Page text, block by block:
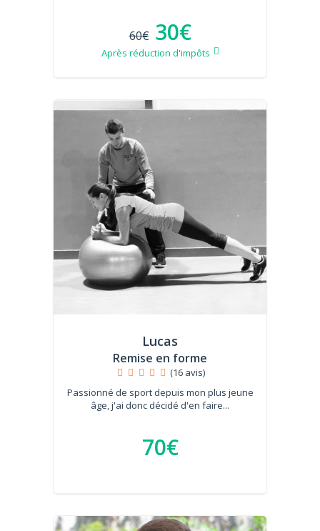
60€ 30€
Après réduction d'impôts
Lucas
Remise en forme
(16 avis)
Passionné de sport depuis mon plus jeune
âge, j'ai donc décidé d'en faire...
70€